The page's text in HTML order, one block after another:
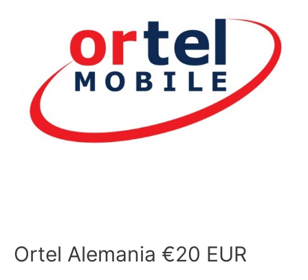
Ortel Alemania €20 EUR